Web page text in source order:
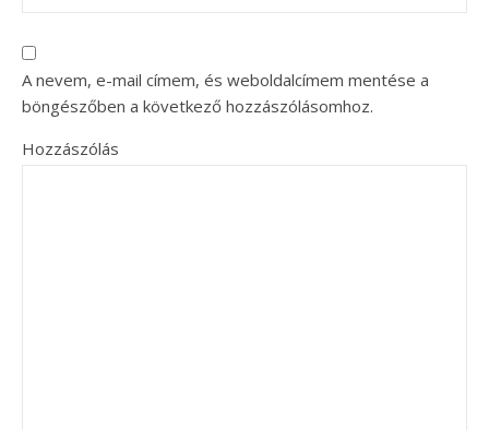
A nevem, e-mail címem, és weboldalcímem mentése a
böngészőben a következő hozzászólásomhoz.
Hozzászólás